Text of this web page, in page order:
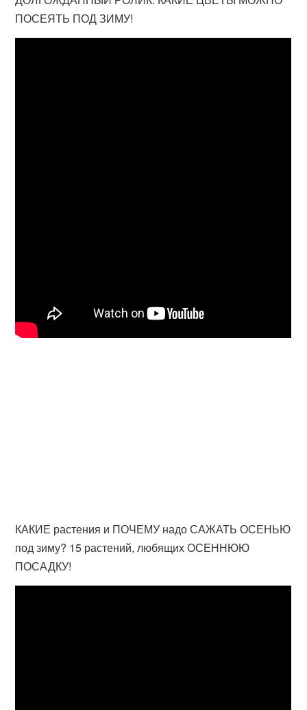
ПОСЕЯТЬ ПОД ЗИМУ!
КАКИЕ растения и ПОЧЕМУ надо САЖАТЬ ОСЕНЬЮ
под зиму? 15 растений, любящих ОСЕННЮЮ
ПОСАДКУ!